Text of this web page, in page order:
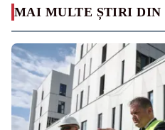
MAI MULTE ȘTIRI DIN